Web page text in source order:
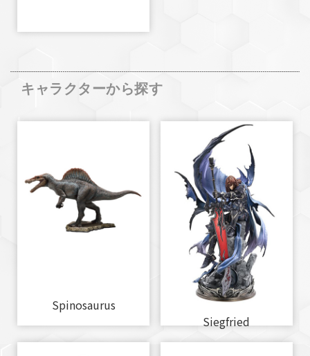
キャラクターから探す
Spinosaurus
Siegfried